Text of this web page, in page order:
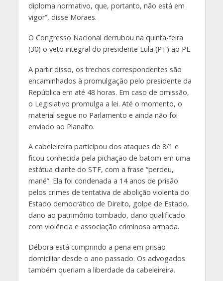
diploma normativo, que, portanto, não está em
vigor”, disse Moraes.
O Congresso Nacional derrubou na quinta-feira
(30) o veto integral do presidente Lula (PT) ao PL.
A partir disso, os trechos correspondentes são
encaminhados à promulgação pelo presidente da
República em até 48 horas. Em caso de omissão,
o Legislativo promulga a lei. Até o momento, o
material segue no Parlamento e ainda não foi
enviado ao Planalto.
A cabeleireira participou dos ataques de 8/1 e
ficou conhecida pela pichação de batom em uma
estátua diante do STF, com a frase “perdeu,
mané”. Ela foi condenada a 14 anos de prisão
pelos crimes de tentativa de abolição violenta do
Estado democrático de Direito, golpe de Estado,
dano ao patrimônio tombado, dano qualificado
com violência e associação criminosa armada.
Débora está cumprindo a pena em prisão
domiciliar desde o ano passado. Os advogados
também queriam a liberdade da cabeleireira.